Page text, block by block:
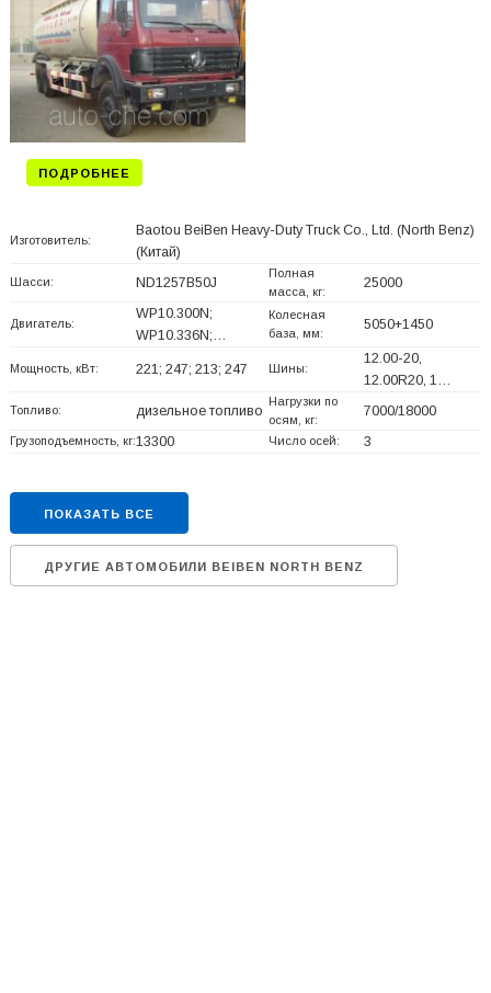
ПОДРОБНЕЕ
Изготовитель:
Baotou BeiBen Heavy-Duty Truck Co., Ltd. (North Benz)
(Китай)
Шасси: ND1257B50J
Полная
масса, кг:
25000
Двигатель:
WP10.300N;
WP10.336N;…
Колесная
база, мм:
5050+1450
Мощность, кВт: 221; 247; 213; 247 Шины:
12.00-20,
12.00R20, 1…
Топливо: дизельное топливо
Нагрузки по
осям, кг:
7000/18000
Грузоподъемность, кг:13300 Число осей: 3
ПОКАЗАТЬ ВСЕ
ДРУГИЕ АВТОМОБИЛИ BEIBEN NORTH BENZ